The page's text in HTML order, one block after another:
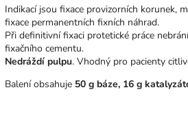
Indikací jsou fixace provizorních korunek,
fixace permanentních fixních náhrad.
Při definitivní fixaci protetické práce
fixačního cementu.
Nedráždí pulpu. Vhodný pro pacienty
Balení obsahuje 50 g báze, 16 g